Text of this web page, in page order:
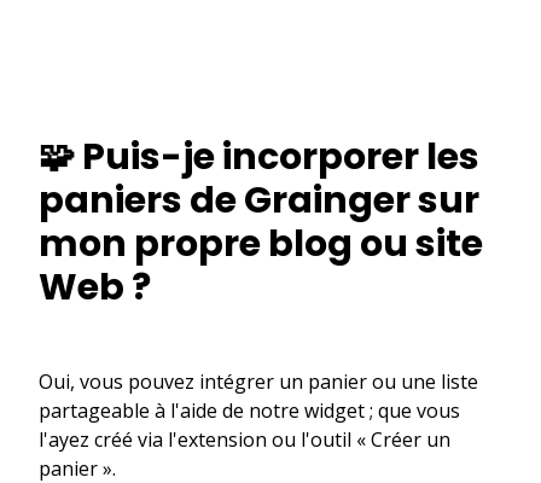
🧩 Puis-je incorporer les
paniers de Grainger sur
mon propre blog ou site
Web ?
Oui, vous pouvez intégrer un panier ou une liste
partageable à l'aide de notre widget ; que vous
l'ayez créé via l'extension ou l'outil « Créer un
panier ».